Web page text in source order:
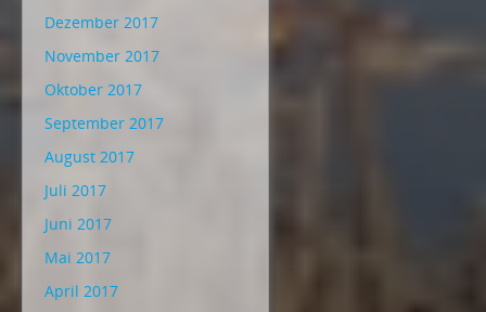
Dezember 2017
November 2017
Oktober 2017
September 2017
August 2017
Juli 2017
Juni 2017
Mai 2017
April 2017